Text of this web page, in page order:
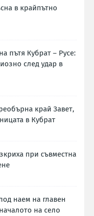
в крайпътно
пътя Кубрат – Русе:
след удар в
край Завет,
в Кубрат
при съвместна
наем на главен
на село